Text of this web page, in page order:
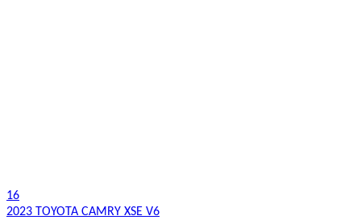
16
2023 TOYOTA CAMRY XSE V6